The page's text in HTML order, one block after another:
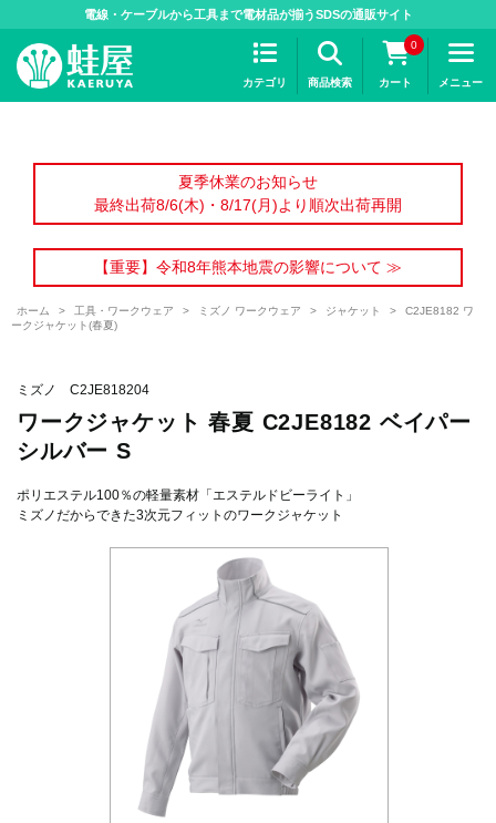
電線・ケーブルから工具まで電材品が揃うSDSの通販サイト
カテゴリ 商品検索
0
カート メニュー
夏季休業のお知らせ
最終出荷8/6(木)・8/17(月)より順次出荷再開
【重要】令和8年熊本地震の影響について ≫
ホーム > 工具・ワークウェア > ミズノ ワークウェア > ジャケット >
C2JE8182 ワ
ークジャケット(春夏)
ミズノ C2JE818204
ワークジャケット 春夏 C2JE8182 ベイパー
シルバー S
ポリエステル100％の軽量素材「エステルドビーライト」
ミズノだからできた3次元フィットのワークジャケット